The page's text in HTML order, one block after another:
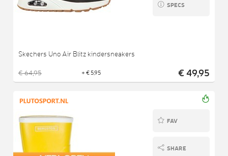
SPECS
Skechers Uno Air Blitz kindersneakers
€ 64,95 + € 5,95 € 49,95
FAV
SHARE